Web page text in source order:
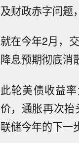
及财政赤字问题
就在今年2月，
降息预期彻底消
此轮美债收益
价，通胀再次
联储今年的下一